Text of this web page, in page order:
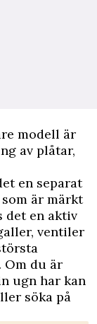
modell är
av plåtar,
en separat
är märkt
det en aktiv
ventiler
Om du är
ugn har kan
söka på